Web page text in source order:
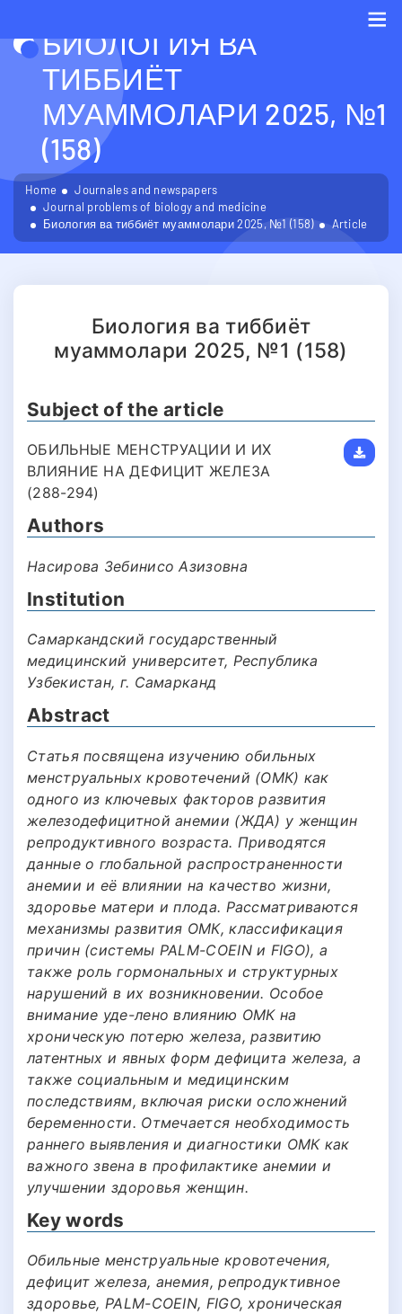
БИОЛОГИЯ ВА
ТИББИЁТ
МУАММОЛАРИ 2025, №1
(158)
Home
Journales and newspapers
Journal problems of biology and medicine
Биология ва тиббиёт муаммолари 2025, №1 (158)
Article
Биология ва тиббиёт
муаммолари 2025, №1 (158)
Subject of the article
ОБИЛЬНЫЕ МЕНСТРУАЦИИ И ИХ
ВЛИЯНИЕ НА ДЕФИЦИТ ЖЕЛЕЗА
(288-294)
Authors
Насирова Зебинисо Азизовна
Institution
Самаркандский государственный
медицинский университет, Республика
Узбекистан, г. Самарканд
Abstract
Статья посвящена изучению обильных
менструальных кровотечений (ОМК) как
одного из ключевых факторов развития
железодефицитной анемии (ЖДА) у женщин
репродуктивного возраста. Приводятся
данные о глобальной распространенности
анемии и её влиянии на качество жизни,
здоровье матери и плода. Рассматриваются
механизмы развития ОМК, классификация
причин (системы PALM-COEIN и FIGO), а
также роль гормональных и структурных
нарушений в их возникновении. Особое
внимание уде-лено влиянию ОМК на
хроническую потерю железа, развитию
латентных и явных форм дефицита железа, а
также социальным и медицинским
последствиям, включая риски осложнений
беременности. Отмечается необходимость
раннего выявления и диагностики ОМК как
важного звена в профилактике анемии и
улучшении здоровья женщин.
Key words
Обильные менструальные кровотечения,
дефицит железа, анемия, репродуктивное
здоровье, PALM-COEIN, FIGO, хроническая